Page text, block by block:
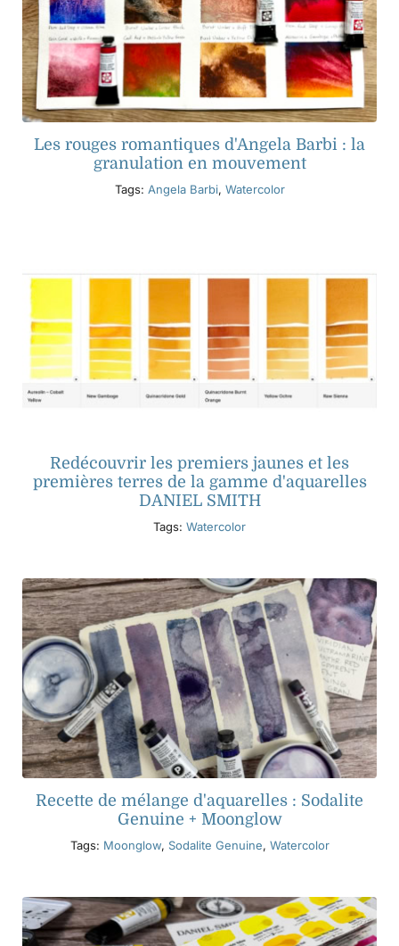
Les rouges romantiques d'Angela Barbi : la
granulation en mouvement
Tags: Angela Barbi, Watercolor
Redécouvrir les premiers jaunes et les
premières terres de la gamme d'aquarelles
DANIEL SMITH
Tags: Watercolor
Recette de mélange d'aquarelles : Sodalite
Genuine + Moonglow
Tags: Moonglow, Sodalite Genuine, Watercolor